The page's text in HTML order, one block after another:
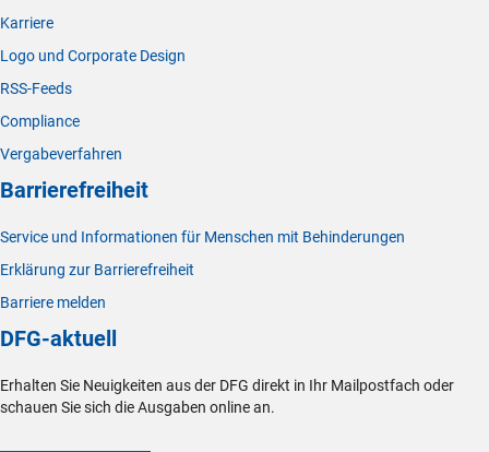
Karriere
Logo und Corporate Design
RSS-Feeds
Compliance
Vergabeverfahren
Barrierefreiheit
Service und Informationen für Menschen mit Behinderungen
Erklärung zur Barrierefreiheit
Barriere melden
DFG-aktuell
Erhalten Sie Neuigkeiten aus der DFG direkt in Ihr Mailpostfach oder
schauen Sie sich die Ausgaben online an.